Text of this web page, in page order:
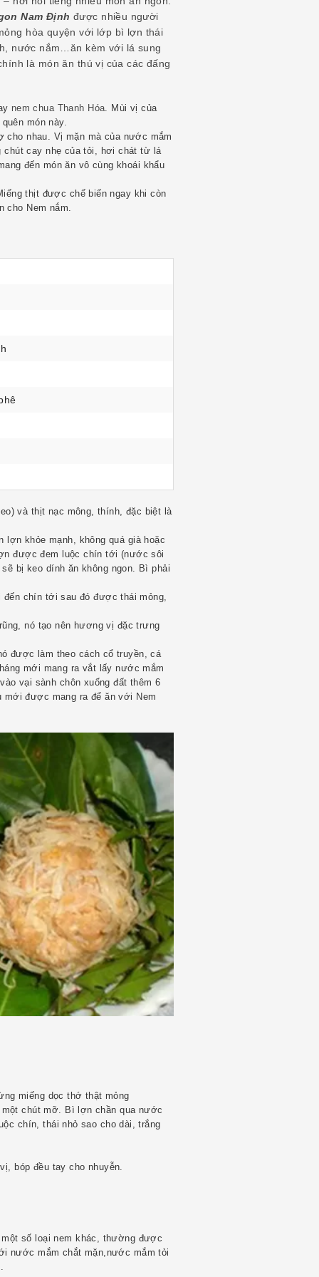
Nam Định được nhiều người
hòa quyện với lớp bì lợn thái
nước nắm…ăn kèm với lá sung
là món ăn thú vị của các đấng
nem chua Thanh Hóa . Mùi vị của
món này.
cho nhau. Vị mặn mà của nước mắm
cay nhẹ của tỏi, hơi chát từ lá
đến món ăn vô cùng khoái khẩu
thịt được chế biến ngay khi còn
cho Nem nắm.
và thịt nạc mông, thính, đặc biệt là
khỏe mạnh, không quá già hoặc
được đem luộc chín tới (nước sôi
bị keo dính ăn không ngon. Bì phải
chín tới sau đó được thái mỏng,
nó tạo nên hương vị đặc trưng
được làm theo cách cổ truyền, cá
mới mang ra vắt lấy nước mắm
vại sành chôn xuống đất thêm 6
mới được mang ra để ăn với Nem
miếng dọc thớ thật mỏng
chút mỡ. Bì lợn chần qua nước
chín, thái nhỏ sao cho dài, trắng
bóp đều tay cho nhuyễn.
số loại nem khác, thường được
nước mắm chắt mặn,nước mắm tỏi